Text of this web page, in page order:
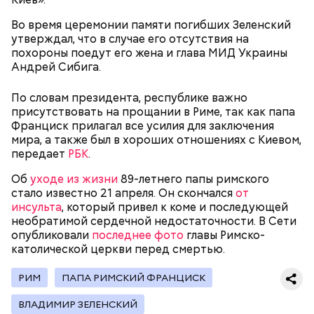
Во время церемонии памяти погибших Зеленский
утверждал, что в случае его отсутствия на
похороны поедут его жена и глава МИД Украины
Андрей Сибига.
По словам президента, республике важно
присутствовать на прощании в Риме, так как папа
Франциск прилагал все усилия для заключения
мира, а также был в хороших отношениях с Киевом,
передает РБК.
Об уходе из жизни89-летнего папы римского
стало известно 21 апреля. Он скончалсяот
инсульта, который привел к коме и последующей
необратимой сердечной недостаточности. В Сети
опубликовали последнее фото главы Римско-
католической церкви перед смертью.
РИМ ПАПА РИМСКИЙ ФРАНЦИСК
ВЛАДИМИР ЗЕЛЕНСКИЙ
Люсиль Рандон (118 лет)
Фото: public domain
протяжении 16 лет учителем в двух семьях. В 1923
году она стала послушницей в монастыре и спустя
20 лет приняла монашество в одном из парижских
монастырей.